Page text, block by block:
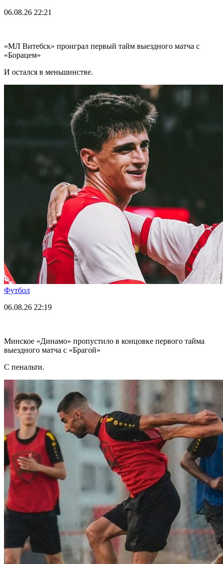
06.08.26 22:21
«МЛ Витебск» проиграл первый тайм выездного матча с
«Борацем»
И остался в меньшинстве.
Футбол
06.08.26 22:19
Минское «Динамо» пропустило в концовке первого тайма
выездного матча с «Брагой»
С пенальти.